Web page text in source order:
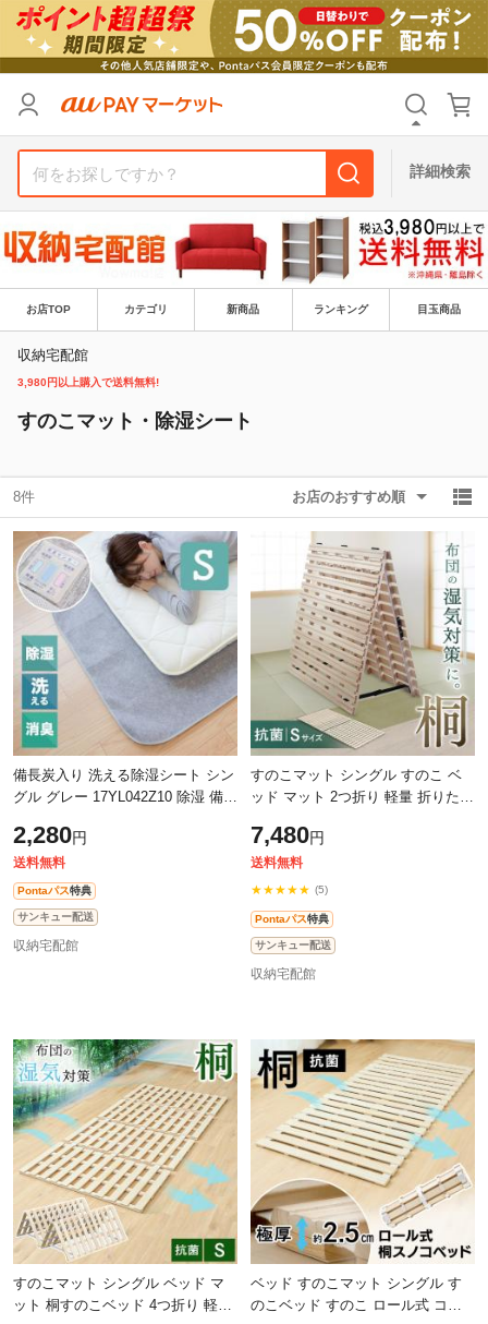
詳細検索
お店TOP カテゴリ 新商品 ランキング 目玉商品
収納宅配館
3,980円以上購入で送料無料!
すのこマット・除湿シート
8件 お店のおすすめ順
備長炭入り 洗える除湿シート シン
グル グレー 17YL042Z10 除湿 備長
ッド 布団 クローゼット カーペッ
2,280円
送料無料
Pontaパス特典
サンキュー配送
収納宅配館
すのこマット シングル すのこ ベ
ッド マット 2つ折り 軽量 折りたた
結露 湿気 対策 調湿 抗菌 コン
7,480円
送料無料
★★★★★ (5)
Pontaパス特典
サンキュー配送
収納宅配館
すのこマット シングル ベッド マ
ット 桐すのこベッド 4つ折り 軽量
ベッド すのこマット シングル す
のこベッド すのこ ロール式 コン
支払い方法
その他の条件
送料無料 タイムセール
Pontaパス特典対象すべて
除外ワード
リセット
支払い方法
その他の条件
送料無料 タイムセール
Pontaパス特典対象すべて
除外ワード